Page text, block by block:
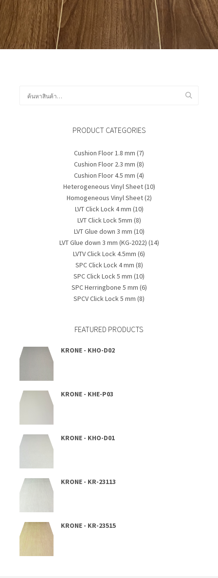
PRODUCT CATEGORIES
Cushion Floor 1.8 mm (7)
Cushion Floor 2.3 mm (8)
Cushion Floor 4.5 mm (4)
Heterogeneous Vinyl Sheet(10)
Homogeneous Vinyl Sheet(2)
LVT Click Lock 4 mm (10)
LVT Click Lock 5mm (8)
LVT Glue down 3 mm (10)
LVT Glue down 3 mm (KG-2022) (14)
LVTV Click Lock 4.5mm (6)
SPC Click Lock 4 mm (8)
SPC Click Lock 5 mm (10)
SPC Herringbone 5 mm (6)
SPCV Click Lock 5 mm (8)
FEATURED PRODUCTS
KRONE - KHO-D02
KRONE - KHE-P03
KRONE - KHO-D01
KRONE - KR-23113
KRONE - KR-23515